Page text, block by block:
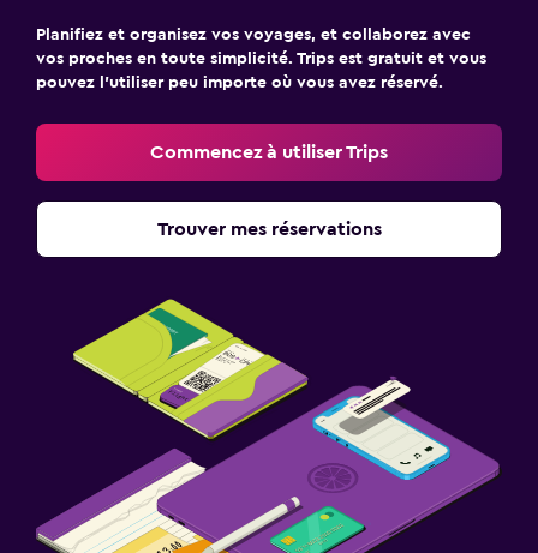
Planifiez et organisez vos voyages, et collaborez avec
vos proches en toute simplicité. Trips est gratuit et vous
pouvez l’utiliser peu importe où vous avez réservé.
Commencez à utiliser Trips
Trouver mes réservations